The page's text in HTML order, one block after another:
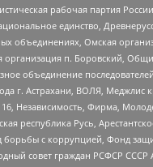
рабочая партия
единство,
объединениях, Омская
п. Боровский,
объединение
Астрахани, ВОЛЯ, Меджлис
Независимость, Фирма,
республика Русь,
с коррупцией, Фонд
совет граждан РСФСР